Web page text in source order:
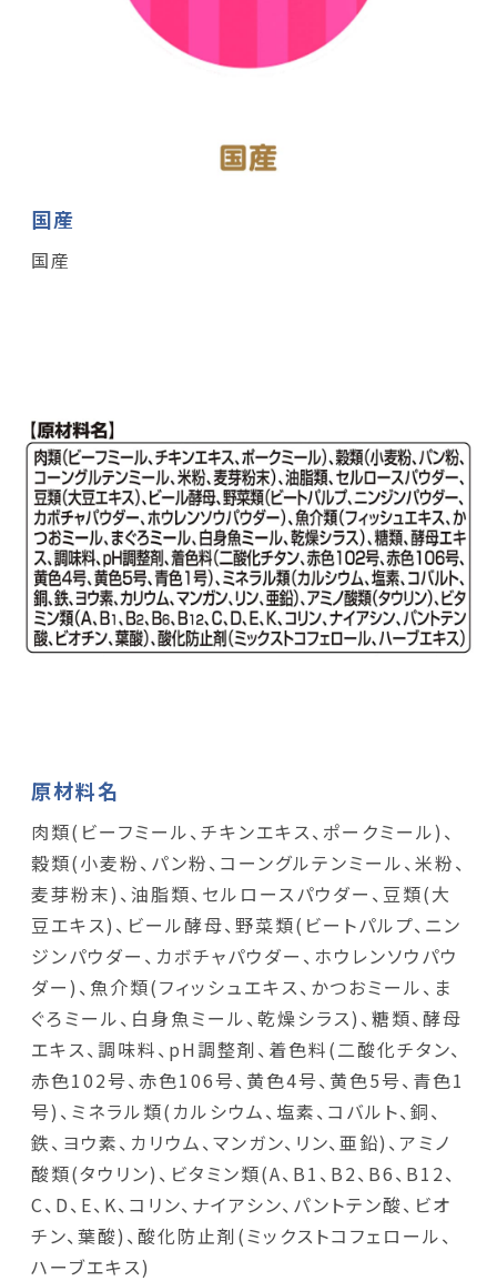
国産
国産
原材料名
肉類(ビーフミール、チキンエキス、ポークミール)、
穀類(小麦粉、パン粉、コーングルテンミール、米粉、
麦芽粉末)、油脂類、セルロースパウダー、豆類(大
豆エキス)、ビール酵母、野菜類(ビートパルプ、ニン
ジンパウダー、カボチャパウダー、ホウレンソウパウ
ダー)、魚介類(フィッシュエキス、かつおミール、ま
ぐろミール、白身魚ミール、乾燥シラス)、糖類、酵母
エキス、調味料、pH調整剤、着色料(二酸化チタン、
赤色102号、赤色106号、黄色4号、黄色5号、青色1
号)、ミネラル類(カルシウム、塩素、コバルト、銅、
鉄、ヨウ素、カリウム、マンガン、リン、亜鉛)、アミノ
酸類(タウリン)、ビタミン類(A、B1、B2、B6、B12、
C、D、E、K、コリン、ナイアシン、パントテン酸、ビオ
チン、葉酸)、酸化防止剤(ミックストコフェロール、
ハーブエキス)